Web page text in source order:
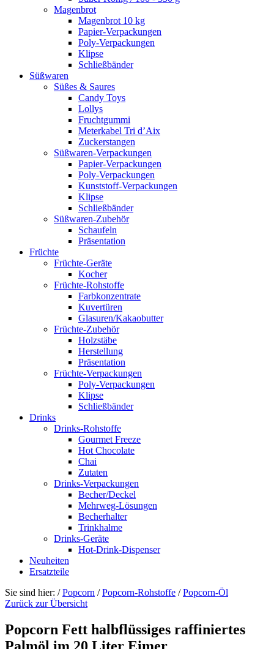
Magenbrot
Magenbrot 10 kg
Papier-Verpackungen
Poly-Verpackungen
Klipse
Schließbänder
Süßwaren
Süßes & Saures
Candy Toys
Lollys
Fruchtgummi
Meterkabel Tri d’Aix
Zuckerstangen
Süßwaren-Verpackungen
Papier-Verpackungen
Poly-Verpackungen
Kunststoff-Verpackungen
Klipse
Schließbänder
Süßwaren-Zubehör
Schaufeln
Präsentation
Früchte
Früchte-Geräte
Kocher
Früchte-Rohstoffe
Farbkonzentrate
Kuvertüren
Glasuren/Kakaobutter
Früchte-Zubehör
Holzstäbe
Herstellung
Präsentation
Früchte-Verpackungen
Poly-Verpackungen
Klipse
Schließbänder
Drinks
Drinks-Rohstoffe
Gourmet Freeze
Hot Chocolate
Chai
Zutaten
Drinks-Verpackungen
Becher/Deckel
Mehrweg-Lösungen
Becherhalter
Trinkhalme
Drinks-Geräte
Hot-Drink-Dispenser
Neuheiten
Ersatzteile
Sie sind hier: /Popcorn /Popcorn-Rohstoffe /Popcorn-Öl
Zurück zur Übersicht
Popcorn Fett halbflüssiges raffiniertes